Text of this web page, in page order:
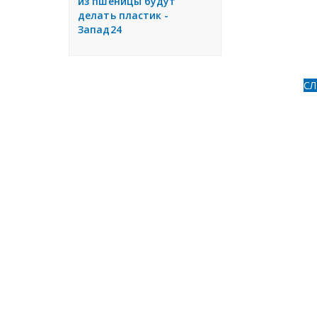
делать пластик -
Запад24